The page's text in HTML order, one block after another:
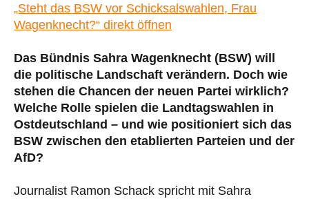
von
YouTube
anzeigen
„Steht das BSW vor Schicksalswahlen, Frau
Wagenknecht?“ direkt öffnen
Das Bündnis Sahra Wagenknecht (BSW) will
die politische Landschaft verändern. Doch wie
stehen die Chancen der neuen Partei wirklich?
Welche Rolle spielen die Landtagswahlen in
Ostdeutschland – und wie positioniert sich das
BSW zwischen den etablierten Parteien und der
AfD?
Journalist Ramon Schack spricht mit Sahra